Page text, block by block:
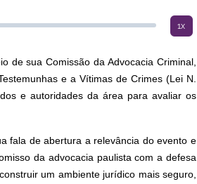
1x
de sua Comissão da Advocacia Criminal,
e a Vítimas de Crimes (Lei N.
e autoridades da área para avaliar os
fala de abertura a relevância do evento e
da advocacia paulista com a defesa
um ambiente jurídico mais seguro,